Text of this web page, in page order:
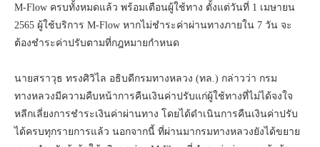
ตั้งแต่วันที่ 1 เม.ย. 65 เป็นต้นไป เริ่มต้นปรับจริง
กรมทางหลวงแจ้งความคืบหน้าคืนเงินค่าปรับค่าธรรมเนียมผ่านทาง
M-Flow ครบทั้งหมดแล้ว พร้อมเตือนผู้ใช้ทาง ตั้งแต่วันที่ 1 เมษายน